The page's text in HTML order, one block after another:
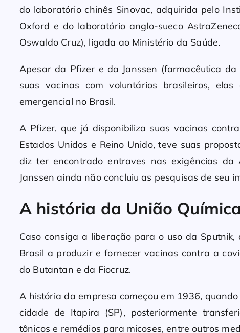
do laboratório chinês Sinovac, adquirida pelo
Oxford e do laboratório anglo-sueco
Oswaldo Cruz), ligada ao Ministério da Saúde.
Apesar da Pfizer e da Janssen (farmacêutica
suas vacinas com voluntários brasileiros,
emergencial no Brasil.
A Pfizer, que já disponibiliza suas vacinas
Estados Unidos e Reino Unido, teve suas
diz ter encontrado entraves nas exigências
Janssen ainda não concluiu as pesquisas de seu
A história da União Química
Caso consiga a liberação para o uso da
Brasil a produzir e fornecer vacinas contra a
do Butantan e da Fiocruz.
A história da empresa começou em 1936,
cidade de Itapira (SP), posteriormente
tônicos e remédios para micoses, entre outros